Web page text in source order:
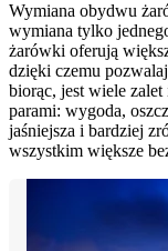
Wymiana obydwu
wymiana tylko
żarówki oferują
dzięki czemu
biorąc, jest wiele
parami: wygoda,
jaśniejsza i bardziej
wszystkim większe